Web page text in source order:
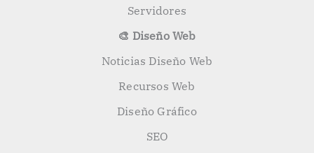
Servidores
🎨 Diseño Web
Noticias Diseño Web
Recursos Web
Diseño Gráfico
SEO